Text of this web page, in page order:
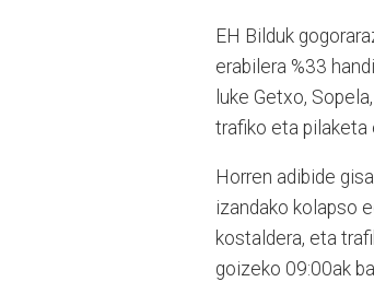
EH Bilduk
erabilera %33
luke Getxo,
trafiko eta pilaketa
Horren adibide
izandako kolapso
kostaldera, eta
goizeko 09:00ak